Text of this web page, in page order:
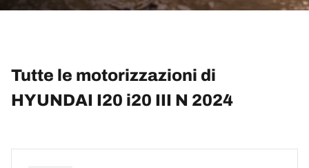
Tutte le motorizzazioni di
HYUNDAI I20 i20 III N 2024